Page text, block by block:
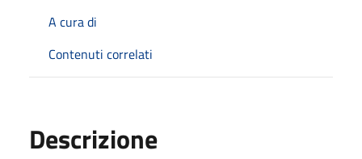
A cura di
Contenuti correlati
Descrizione